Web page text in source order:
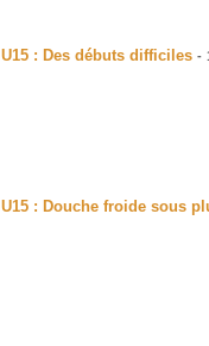
U15 : Des débuts difficiles -
U15 : Douche froide sous